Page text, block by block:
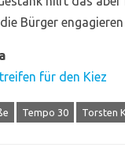
Bürger
für den Kiez
Tempo 30 Torsten